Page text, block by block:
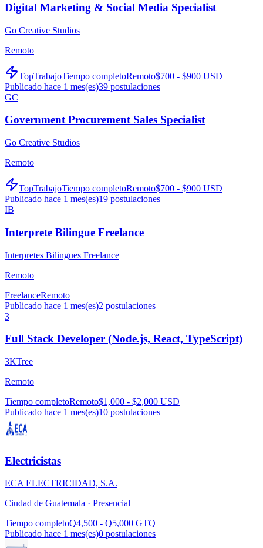
Digital Marketing & Social Media Specialist
Go Creative Studios
Remoto
TopTrabajoTiempo completoRemoto$700 - $900 USD
Publicado hace 1 mes(es)39 postulaciones
GC
Government Procurement Sales Specialist
Go Creative Studios
Remoto
TopTrabajoTiempo completoRemoto$700 - $900 USD
Publicado hace 1 mes(es)19 postulaciones
IB
Interprete Bilingue Freelance
Interpretes Bilingues Freelance
Remoto
FreelanceRemoto
Publicado hace 1 mes(es)2 postulaciones
3
Full Stack Developer (Node.js, React, TypeScript)
3KTree
Remoto
Tiempo completoRemoto$1,000 - $2,000 USD
Publicado hace 1 mes(es)10 postulaciones
Electricistas
ECA ELECTRICIDAD, S.A.
Ciudad de Guatemala · Presencial
Tiempo completoQ4,500 - Q5,000 GTQ
Publicado hace 1 mes(es)0 postulaciones